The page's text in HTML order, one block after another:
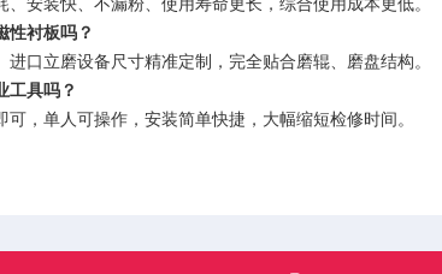
性衬板吗？
口立磨设备尺寸精准定制，完全贴合磨辊、磨盘结构。
工具吗？
，单人可操作，安装简单快捷，大幅缩短检修时间。